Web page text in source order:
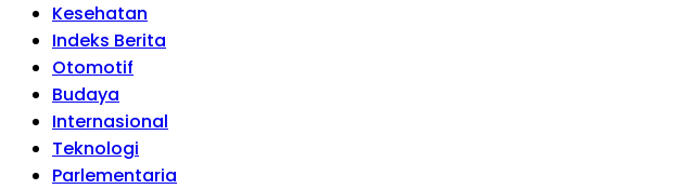
Kesehatan
Indeks Berita
Otomotif
Budaya
Internasional
Teknologi
Parlementaria